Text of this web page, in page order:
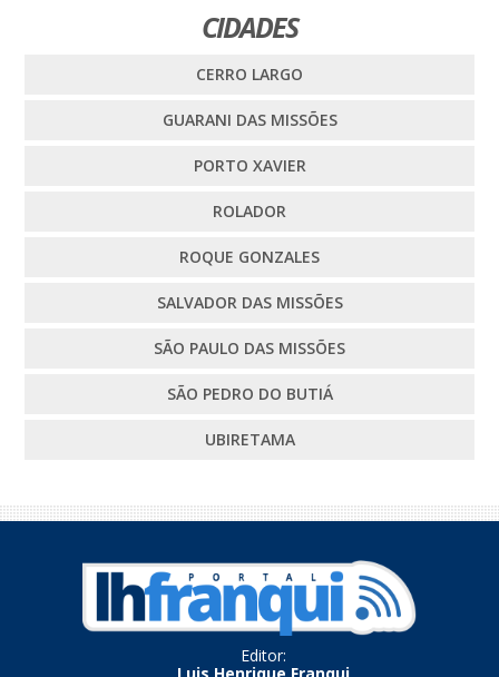
CIDADES
CERRO LARGO
GUARANI DAS MISSÕES
PORTO XAVIER
ROLADOR
ROQUE GONZALES
SALVADOR DAS MISSÕES
SÃO PAULO DAS MISSÕES
SÃO PEDRO DO BUTIÁ
UBIRETAMA
Editor: